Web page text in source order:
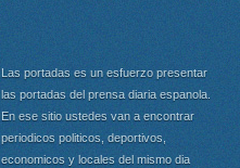
Las portadas es un esfuerzo presentar
las portadas del prensa diaria espanola.
En ese sitio ustedes van a encontrar
periodicos politicos, deportivos,
economicos y locales del mismo dia